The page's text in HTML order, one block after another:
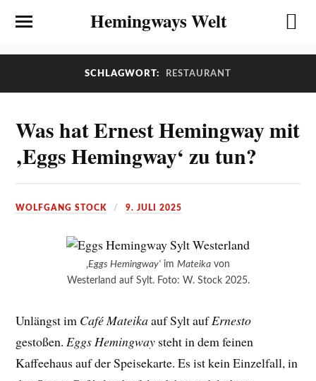
Hemingways Welt
SCHLAGWORT: RESTAURANT
Was hat Ernest Hemingway mit
‚Eggs Hemingway‘ zu tun?
WOLFGANG STOCK 9. JULI 2025
‚Eggs Hemingway‘ im Mateika von
Westerland auf Sylt. Foto: W. Stock 2025.
Unlängst im Café Mateikaauf Sylt aufErnesto
gestoßen.Eggs Hemingway steht in dem feinen
Kaffeehaus auf der Speisekarte. Es ist kein Einzelfall, in